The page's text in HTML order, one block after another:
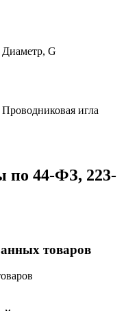
Диаметр, G
Проводниковая игла
по 44-ФЗ, 223-
товаров